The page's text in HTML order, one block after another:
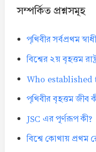
সম্পর্কিত প্রশ্নসমূহ
পৃথিবীর সর্বপ্রথম
বিশ্বের ২য় বৃহত্তম
Who established
পৃথিবীর বৃহত্তম জীব
JSC এর পূর্ণরূপ কী?
বিশ্বে কোথায় প্রথম